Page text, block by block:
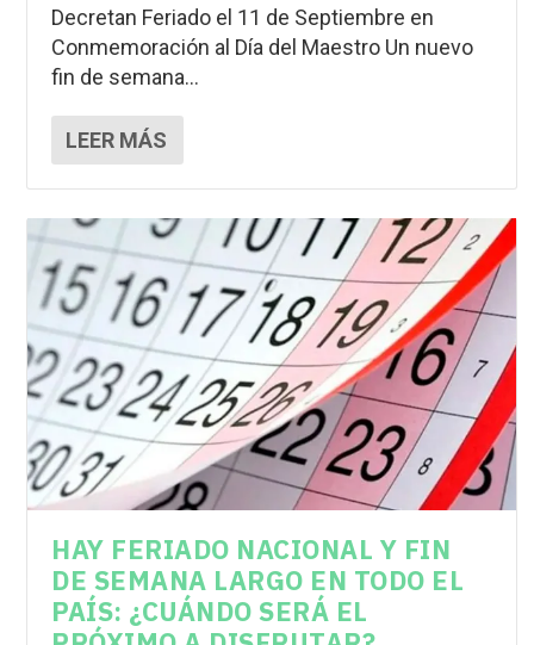
Decretan Feriado el 11 de Septiembre en
Conmemoración al Día del Maestro Un nuevo
fin de semana...
LEER MÁS
HAY FERIADO NACIONAL Y FIN
DE SEMANA LARGO EN TODO EL
PAÍS: ¿CUÁNDO SERÁ EL